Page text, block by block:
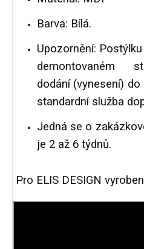
Barva: Bílá.
Upozornění:
demontovaném
dodání (vynesení)
standardní služba
Jedná se o
je 2 až 6 týdnů.
Pro ELIS DESIGN